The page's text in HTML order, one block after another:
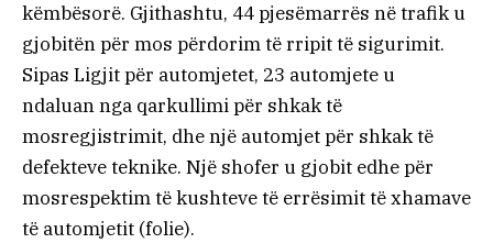
këmbësorë. Gjithashtu, 44 pjesëmarrës në trafik u
gjobitën për mos përdorim të rripit të sigurimit.
Sipas Ligjit për automjetet, 23 automjete u
ndaluan nga qarkullimi për shkak të
mosregjistrimit, dhe një automjet për shkak të
defekteve teknike. Një shofer u gjobit edhe për
mosrespektim të kushteve të errësimit të xhamave
të automjetit (folie).